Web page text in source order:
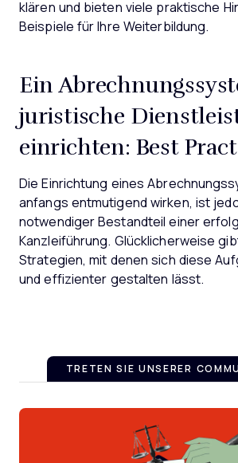
klären und bieten viele praktische
Beispiele für Ihre Weiterbildung.
Ein
juristische
einrichten: Best
Die Einrichtung eines
anfangs entmutigend wirken, ist
notwendiger Bestandteil einer
Kanzleiführung. Glücklicherweise
Strategien, mit denen sich diese
und effizienter gestalten lässt.
TRETEN SIE UNSERER